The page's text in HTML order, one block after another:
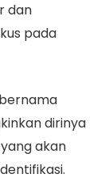
dan
pada
dirinya
akan